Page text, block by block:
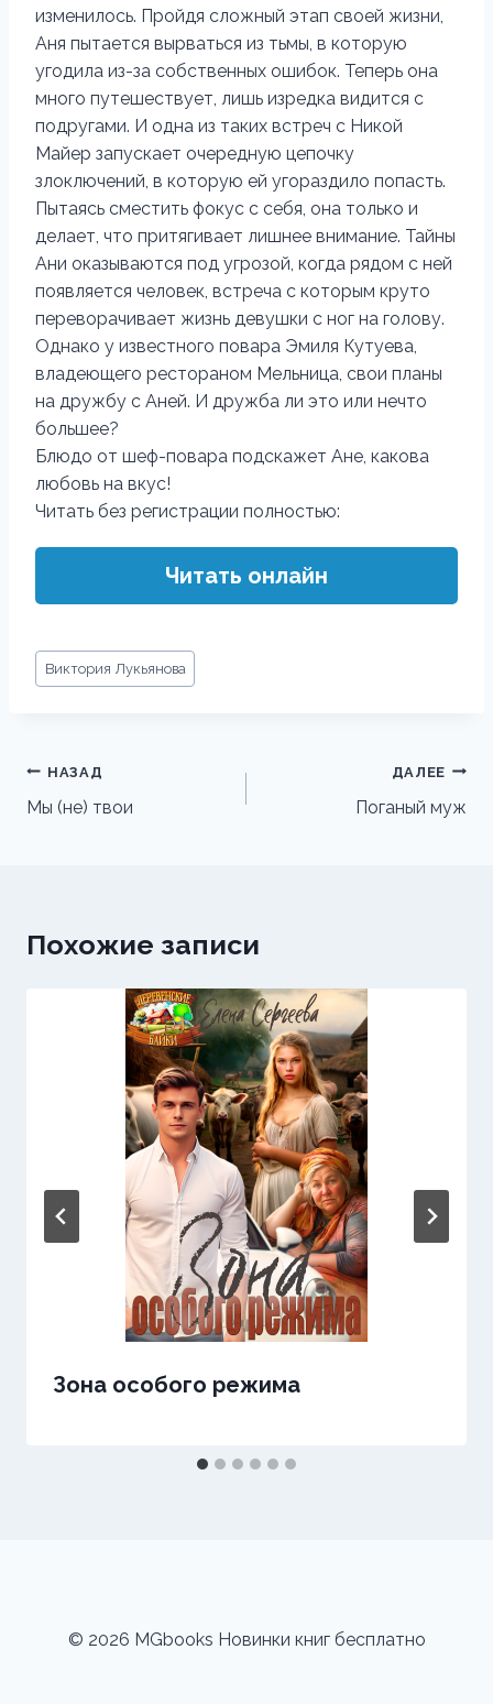
изменилось. Пройдя сложный этап своей жизни,
Аня пытается вырваться из тьмы, в которую
угодила из-за собственных ошибок. Теперь она
много путешествует, лишь изредка видится с
подругами. И одна из таких встреч с Никой
Майер запускает очередную цепочку
злоключений, в которую ей угораздило попасть.
Пытаясь сместить фокус с себя, она только и
делает, что притягивает лишнее внимание. Тайны
Ани оказываются под угрозой, когда рядом с ней
появляется человек, встреча с которым круто
переворачивает жизнь девушки с ног на голову.
Однако у известного повара Эмиля Кутуева,
владеющего рестораном Мельница, свои планы
на дружбу с Аней. И дружба ли это или нечто
большее?
Блюдо от шеф-повара подскажет Ане, какова
любовь на вкус!
Читать без регистрации полностью:
Читать онлайн
Метки
записи:
Виктория Лукьянова
Навигация
по
НАЗАД
Мы (не) твои
ДАЛЕЕ
Поганый муж
Похожие записи
Зона особого режима
© 2026 MGbooks Новинки книг бесплатно